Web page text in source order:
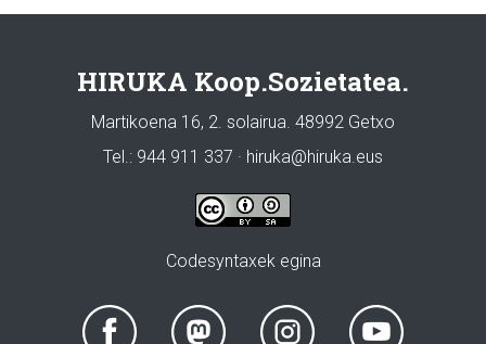
HIRUKA Koop.Sozietatea.
Martikoena 16, 2. solairua. 48992 Getxo
Tel.: 944 911 337 · hiruka@hiruka.eus
Codesyntaxek egina